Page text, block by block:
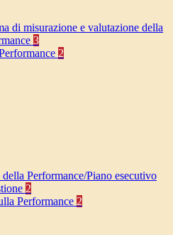
di misurazione e valutazione della
3
2
della Performance/Piano esecutivo
2
Performance 2